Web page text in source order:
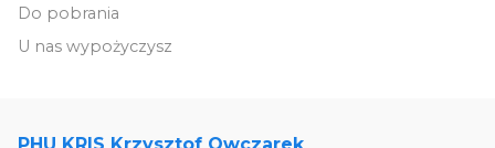
Do pobrania
U nas wypożyczysz